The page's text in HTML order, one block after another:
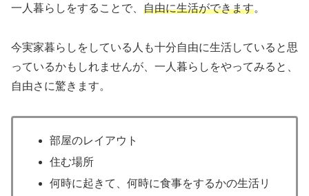
一人暮らしをすることで、 自由に生活ができます。
今実家暮らしをしている人も十分自由に生活していると思
っているかもしれませんが、一人暮らしをやってみると、
自由さに驚きます。
部屋のレイアウト
住む場所
何時に起きて、何時に食事をするかの生活リ